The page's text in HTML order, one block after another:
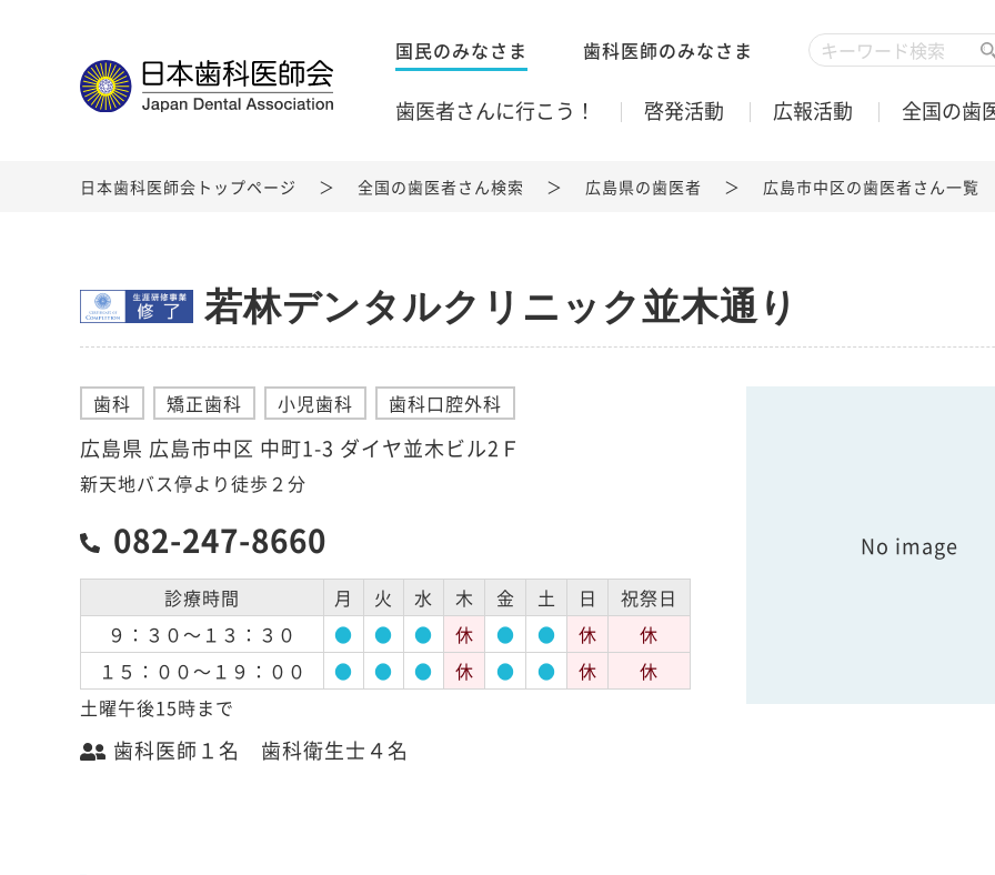
国民のみなさま 歯科医師のみなさま
歯医者さんに行こう！ 啓発活動 広報活動 全国の歯
日本歯科医師会トップページ 全国の歯医者さん検索 広島県の歯医者 広島市中区の歯医者さん一覧
若林デンタルクリニック並木通り
歯科 矯正歯科 小児歯科 歯科口腔外科
広島県 広島市中区 中町1-3 ダイヤ並木ビル2Ｆ
新天地バス停より徒歩２分
082-247-8660
診療時間 月 火 水 木 金 土 日
祝祭日
９：３０～１３：３０
● ● ● 休 ● ● 休
休
１５：００～１９：００
● ● ● 休 ● ● 休
休
土曜午後15時まで
歯科医師１名 歯科衛生士４名
No image